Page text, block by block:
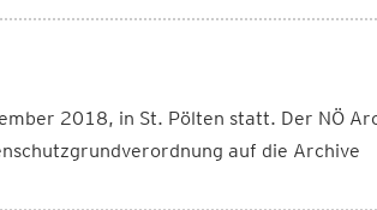
2018, in St. Pölten statt. Der NÖ
auf die Archive